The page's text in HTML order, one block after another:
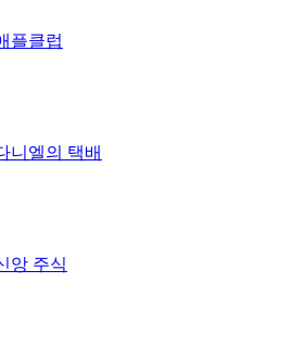
플클럽
니엘의 택배
앙 주식